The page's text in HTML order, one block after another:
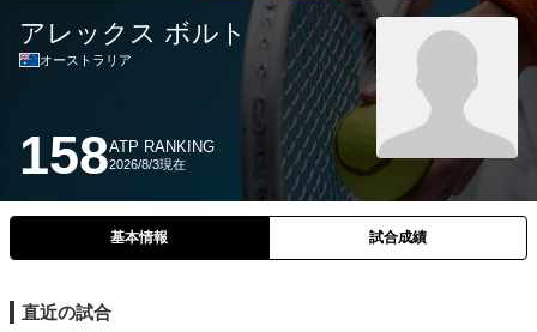
アレックス ボルト
オーストラリア
158ATP RANKING
2026/8/3現在
基本情報 試合成績
直近の試合